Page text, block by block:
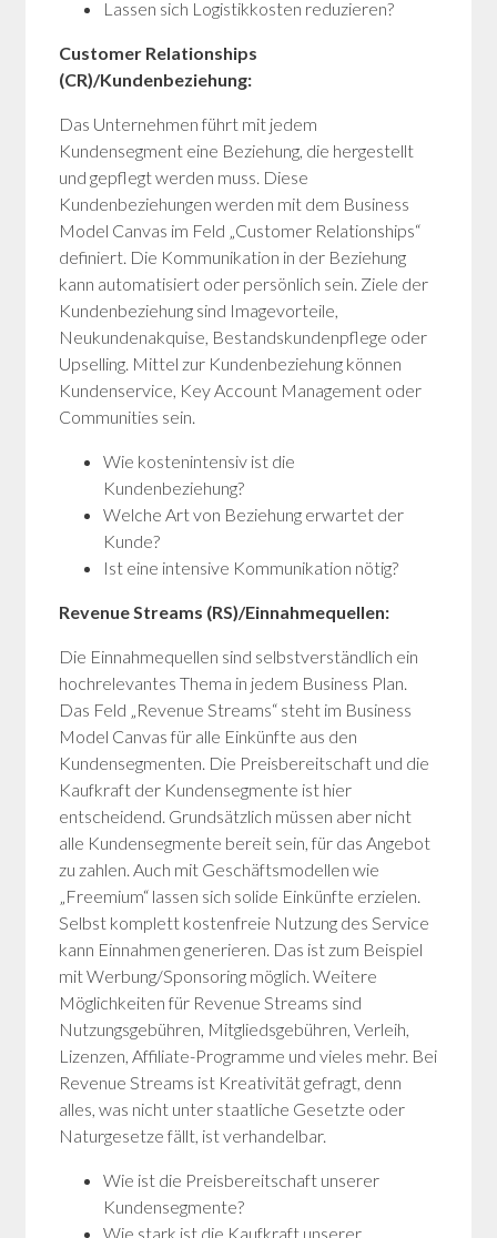
Lassen sich Logistikkosten reduzieren?
Customer Relationships
(CR)/Kundenbeziehung:
Das Unternehmen führt mit jedem
Kundensegment eine Beziehung, die hergestellt
und gepflegt werden muss. Diese
Kundenbeziehungen werden mit dem Business
Model Canvas im Feld „Customer Relationships“
definiert. Die Kommunikation in der Beziehung
kann automatisiert oder persönlich sein. Ziele der
Kundenbeziehung sind Imagevorteile,
Neukundenakquise, Bestandskundenpflege oder
Upselling. Mittel zur Kundenbeziehung können
Kundenservice, Key Account Management oder
Communities sein.
Wie kostenintensiv ist die
Kundenbeziehung?
Welche Art von Beziehung erwartet der
Kunde?
Ist eine intensive Kommunikation nötig?
Revenue Streams (RS)/Einnahmequellen:
Die Einnahmequellen sind selbstverständlich ein
hochrelevantes Thema in jedem Business Plan.
Das Feld „Revenue Streams“ steht im Business
Model Canvas für alle Einkünfte aus den
Kundensegmenten. Die Preisbereitschaft und die
Kaufkraft der Kundensegmente ist hier
entscheidend. Grundsätzlich müssen aber nicht
alle Kundensegmente bereit sein, für das Angebot
zu zahlen. Auch mit Geschäftsmodellen wie
„Freemium“ lassen sich solide Einkünfte erzielen.
Selbst komplett kostenfreie Nutzung des Service
kann Einnahmen generieren. Das ist zum Beispiel
mit Werbung/Sponsoring möglich. Weitere
Möglichkeiten für Revenue Streams sind
Nutzungsgebühren, Mitgliedsgebühren, Verleih,
Lizenzen, Affiliate-Programme und vieles mehr. Bei
Revenue Streams ist Kreativität gefragt, denn
alles, was nicht unter staatliche Gesetzte oder
Naturgesetze fällt, ist verhandelbar.
Wie ist die Preisbereitschaft unserer
Kundensegmente?
Wie stark ist die Kaufkraft unserer